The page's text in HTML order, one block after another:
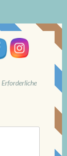
Erforderliche